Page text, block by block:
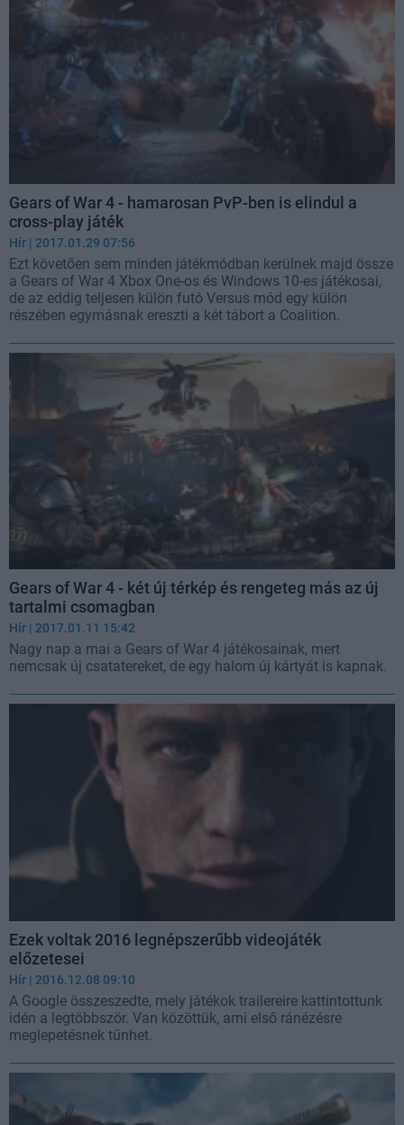
Gears of War 4 - hamarosan PvP-ben is elindul a
cross-play játék
Hír | 2017.01.29 07:56
Ezt követően sem minden játékmódban kerülnek majd össze
a Gears of War 4 Xbox One-os és Windows 10-es játékosai,
de az eddig teljesen külön futó Versus mód egy külön
részében egymásnak ereszti a két tábort a Coalition.
Gears of War 4 - két új térkép és rengeteg más az új
tartalmi csomagban
Hír | 2017.01.11 15:42
Nagy nap a mai a Gears of War 4 játékosainak, mert
nemcsak új csatatereket, de egy halom új kártyát is kapnak.
Ezek voltak 2016 legnépszerűbb videojáték
előzetesei
Hír | 2016.12.08 09:10
A Google összeszedte, mely játékok trailereire kattintottunk
idén a legtöbbször. Van közöttük, ami első ránézésre
meglepetésnek tűnhet.